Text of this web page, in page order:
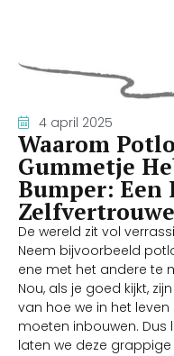
Waarom
Gummetje
Bumper: Een
De wereld zit vol
Neem bijvoorbeeld
ene met het andere te
Nou, als je goed kijkt,
van hoe we in het
moeten inbouwen. Dus
laten we deze
4 april 2025